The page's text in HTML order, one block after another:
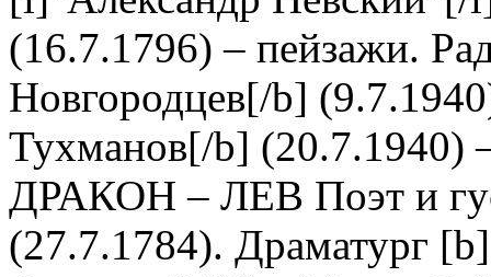
(16.7.1796) – пейзажи.
Новгородцев[/b]
Тухманов[/b]
ДРАКОН – ЛЕВ Поэт и
(27.7.1784). Драматург